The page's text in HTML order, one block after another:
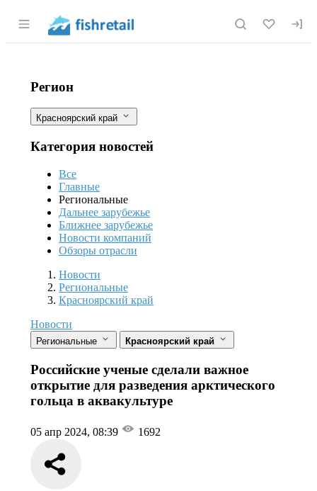
Раздел навигации по сайту fishretail.ru
Российские ученые сделали важное
Фильтры
Регион
Красноярский край
Категория новостей
Все
Главные
Региональные
Дальнее зарубежье
Ближнее зарубежье
Новости компаний
Обзоры отрасли
Новости
Разделы
Новости
Региональные
Красноярский край
Новости
Региональные Красноярский край
Российские ученые сделали важное
открытие для разведения арктического
гольца в аквакультуре
05 апр 2024, 08:39 1692